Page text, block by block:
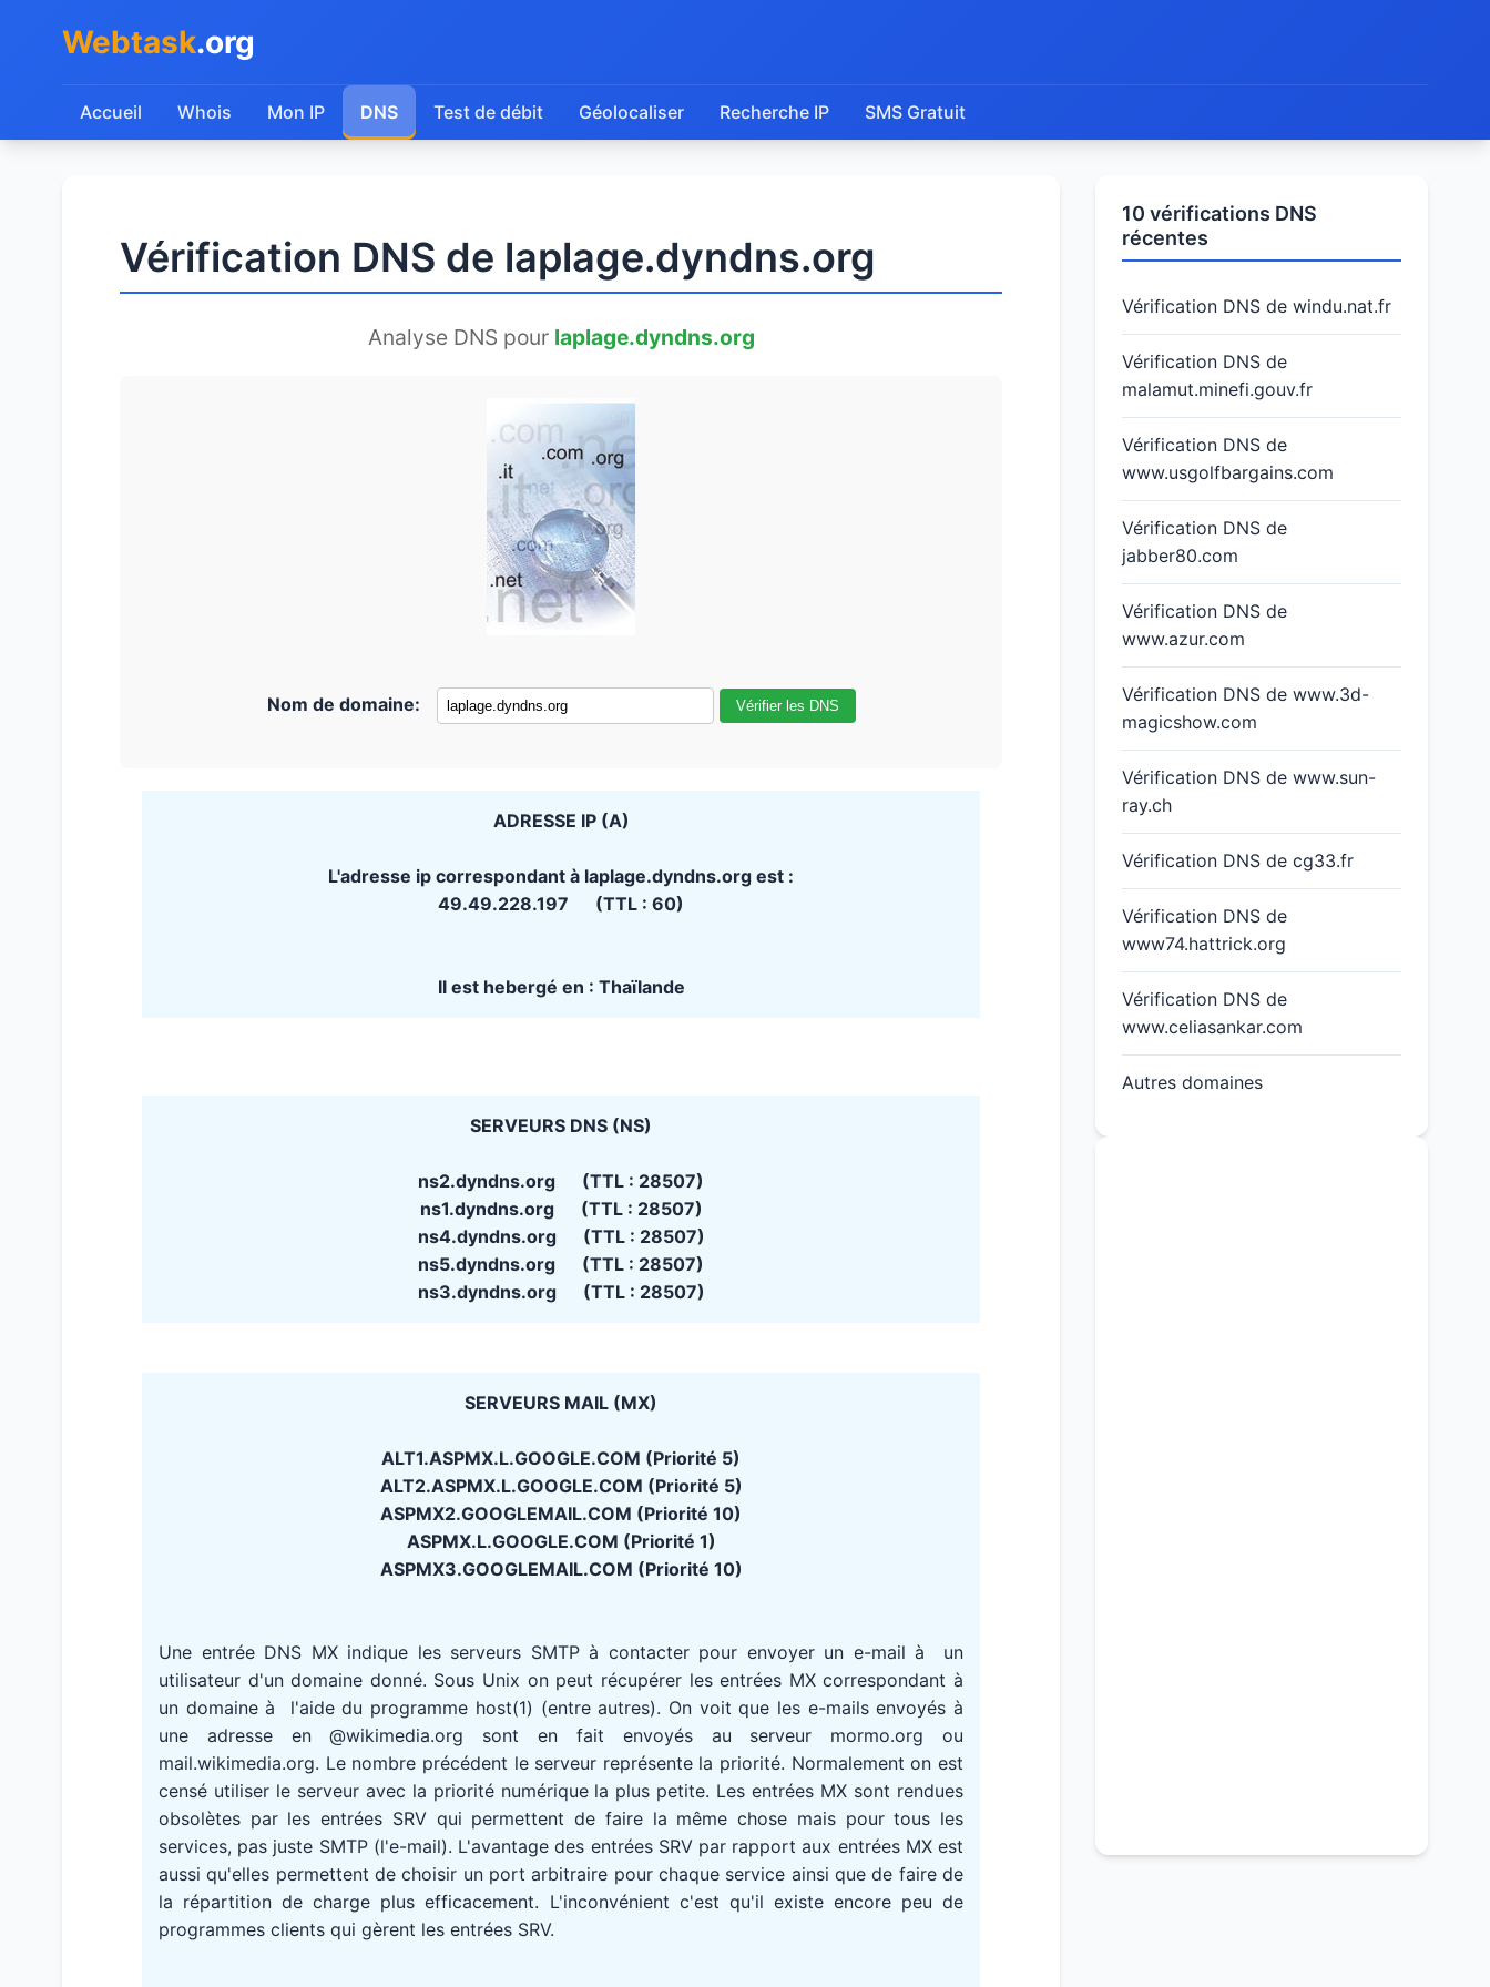
Webtask.org
Accueil Whois Mon IP DNS Test de débit Géolocaliser Recherche IP SMS Gratuit
Vérification DNS de laplage.dyndns.org
Analyse DNS pour laplage.dyndns.org
Nom de domaine: Vérifier les DNS
ADRESSE IP (A)
L'adresse ip correspondant à laplage.dyndns.org est :
49.49.228.197 (TTL : 60)
Il est hebergé en : Thaïlande
SERVEURS DNS (NS)
ns2.dyndns.org (TTL : 28507)
ns1.dyndns.org (TTL : 28507)
ns4.dyndns.org (TTL : 28507)
ns5.dyndns.org (TTL : 28507)
ns3.dyndns.org (TTL : 28507)
SERVEURS MAIL (MX)
ALT1.ASPMX.L.GOOGLE.COM (Priorité 5)
ALT2.ASPMX.L.GOOGLE.COM (Priorité 5)
ASPMX2.GOOGLEMAIL.COM (Priorité 10)
ASPMX.L.GOOGLE.COM (Priorité 1)
ASPMX3.GOOGLEMAIL.COM (Priorité 10)
Une entrée DNS MX indique les serveurs SMTP à contacter pour envoyer un e-mail à un
utilisateur d'un domaine donné. Sous Unix on peut récupérer les entrées MX correspondant à
un domaine à l'aide du programme host(1) (entre autres). On voit que les e-mails envoyés à
une adresse en @wikimedia.org sont en fait envoyés au serveur mormo.org ou
mail.wikimedia.org. Le nombre précédent le serveur représente la priorité. Normalement on est
censé utiliser le serveur avec la priorité numérique la plus petite. Les entrées MX sont rendues
obsolètes par les entrées SRV qui permettent de faire la même chose mais pour tous les
services, pas juste SMTP (l'e-mail). L'avantage des entrées SRV par rapport aux entrées MX est
aussi qu'elles permettent de choisir un port arbitraire pour chaque service ainsi que de faire de
la répartition de charge plus efficacement. L'inconvénient c'est qu'il existe encore peu de
programmes clients qui gèrent les entrées SRV.
10 vérifications DNS
récentes
Vérification DNS de windu.nat.fr
Vérification DNS de
malamut.minefi.gouv.fr
Vérification DNS de
www.usgolfbargains.com
Vérification DNS de
jabber80.com
Vérification DNS de
www.azur.com
Vérification DNS de www.3d-
magicshow.com
Vérification DNS de www.sun-
ray.ch
Vérification DNS de cg33.fr
Vérification DNS de
www74.hattrick.org
Vérification DNS de
www.celiasankar.com
Autres domaines